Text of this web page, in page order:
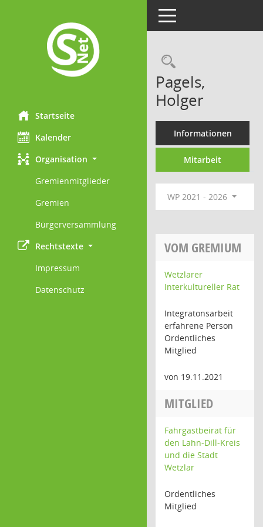
Startseite
Kalender
Organisation
Gremienmitglieder
Gremien
Bürgerversammlung
Rechtstexte
Impressum
Datenschutz
Toggle navigation
Pagels,
Holger
Informationen
Mitarbeit
WP 2021 - 2026
VOM GREMIUM
Wetzlarer
Interkultureller Rat
Integratonsarbeit
erfahrene Person
Ordentliches
Mitglied
von 19.11.2021
MITGLIED
Fahrgastbeirat für
den Lahn-Dill-Kreis
und die Stadt
Wetzlar
Ordentliches
Mitglied